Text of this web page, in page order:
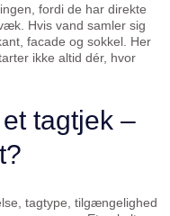
fordi de har direkte
Hvis vand samler sig
facade og sokkel. Her
ikke altid dér, hvor
tagtjek –
tagtype, tilgængelighed